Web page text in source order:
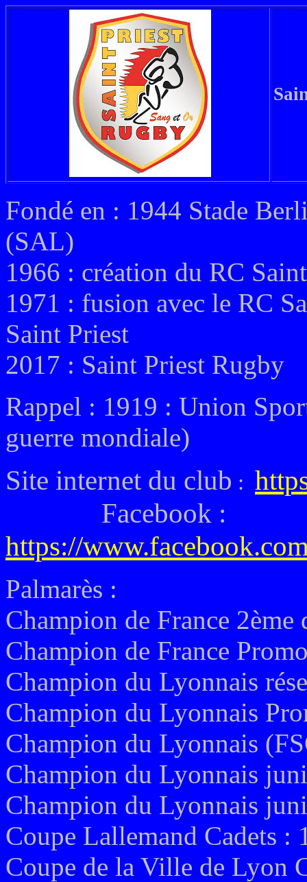
Fondé en : 1944 Stade
(SAL)
1966 : création du RC
1971 : fusion avec le RC
Saint Priest
2017 : Saint Priest Rugby
Rappel : 1919 : Union
guerre mondiale)
Site internet du club :
Facebook :
https://
Palmarès :
Champion de France
Champion de France
Champion du Lyonnais
Champion du Lyonnais
Champion du Lyonnais
Champion du Lyonnais
Champion du Lyonnais
Coupe Lallemand Cadets :
Coupe de la Ville de Lyon